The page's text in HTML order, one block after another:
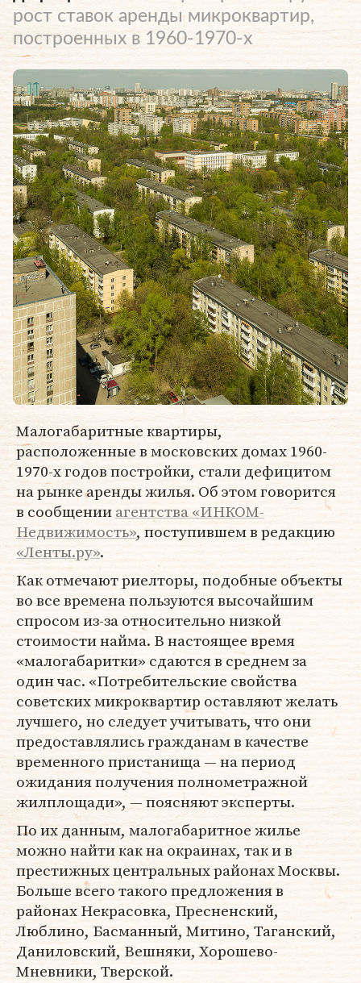
рост ставок аренды микроквартир,
построенных в 1960-1970-х
Малогабаритные квартиры,
расположенные в московских домах 1960-
1970-х годов постройки, стали дефицитом
на рынке аренды жилья. Об этом говорится
в сообщенииагентства «ИНКОМ-
Недвижимость», поступившем в редакцию
«Ленты.ру».
Как отмечают риелторы, подобные объекты
во все времена пользуются высочайшим
спросом из-за относительно низкой
стоимости найма. В настоящее время
«малогабаритки» сдаются в среднем за
один час. «Потребительские свойства
советских микроквартир оставляют желать
лучшего, но следует учитывать, что они
предоставлялись гражданам в качестве
временного пристанища — на период
ожидания получения полнометражной
жилплощади», — поясняют эксперты.
По их данным, малогабаритное жилье
можно найти как на окраинах, так и в
престижных центральных районах Москвы.
Больше всего такого предложения в
районах Некрасовка, Пресненский,
Люблино, Басманный, Митино, Таганский,
Даниловский, Вешняки, Хорошево-
Мневники, Тверской.